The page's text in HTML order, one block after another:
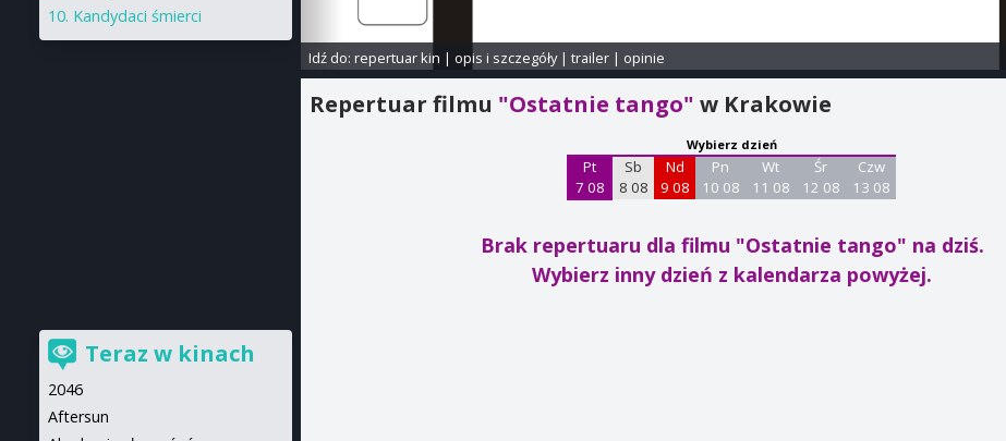
Idź do: repertuar kin | opis i szczegóły| trailer| opinie
Repertuar filmu "Ostatnie tango"w Krakowie
Wybierz dzień
Pt
7 08
Sb
8 08
Nd
9 08
Pn
10 08
Wt
11 08
Śr
12 08
Czw
13 08
Brak repertuaru dla filmu "Ostatnie tango" na dziś.
Wybierz inny dzień z kalendarza powyżej.
Kandydaci śmierci
Teraz w kinach
2046
Aftersun